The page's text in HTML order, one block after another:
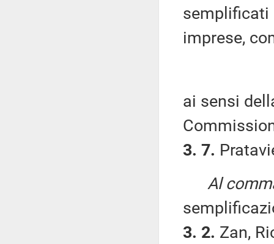
semplificati
imprese,
ai sensi
3. 7.
Al
3. 2. Zan,